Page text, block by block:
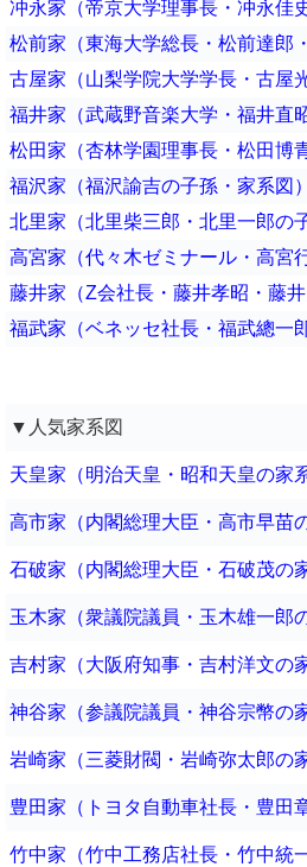
冲永家（帝京大学理事長・冲永佳
松前家（東海大学総長・松前達郎
古屋家（山梨学院大学学長・古屋
福井家（武蔵野音楽大学・福井直
松田家（杏林学園理事長・松田博
福沢家（福沢諭吉の子孫・家系図）
北里家（北里柴三郎・北里一郎の
高宮家（代々木ゼミナール・高宮
藤井家（Z会社長・藤井孝昭・藤
福武家（ベネッセ社長・福武總一
▼人気家系図
天皇家（明治天皇・昭和天皇の家
高市家（内閣総理大臣・高市早苗
石破家（内閣総理大臣・石破茂の
玉木家（衆議院議員・玉木雄一郎
吉村家（大阪府知事・吉村洋文の
神谷家（参議院議員・神谷宗幣の
岩崎家（三菱財閥・岩崎弥太郎の
豊田家（トヨタ自動車社長・豊田
竹中家（竹中工務店社長・竹中統